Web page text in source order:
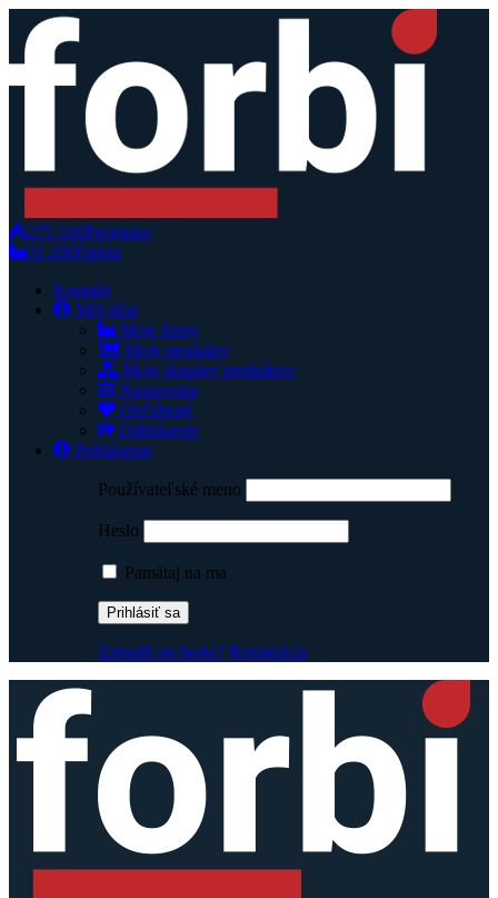
275 316Projektov
31 206Firiem
Kontakt
Môj účet
Moje firmy
Moje produkty
Moje skupiny produktov
Nastavenia
Obľúbené
Odhlásenie
Prihlásenie
Používateľské meno
Heslo
Pamätaj na ma
Zabudli ste heslo? Registrácia